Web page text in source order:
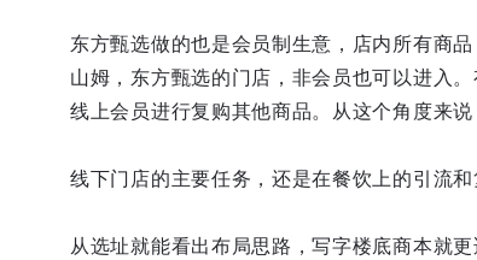
东方甄选做的也是会员制生意，店内所有商
山姆，东方甄选的门店，非会员也可以进入
线上会员进行复购其他商品。从这个角度来
线下门店的主要任务，还是在餐饮上的引流和
从选址就能看出布局思路，写字楼底商本就